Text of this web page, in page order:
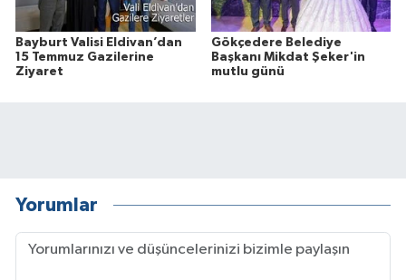
Bayburt Valisi Eldivan’dan
15 Temmuz Gazilerine
Ziyaret
Gökçedere Belediye
Başkanı Mikdat Şeker'in
mutlu günü
Yorumlar